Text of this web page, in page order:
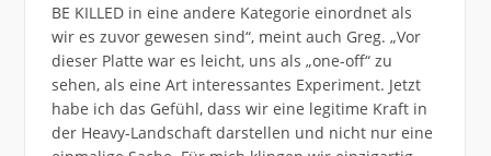
BE KILLED in eine andere Kategorie einordnet als
wir es zuvor gewesen sind“, meint auch Greg. „Vor
dieser Platte war es leicht, uns als „one-off“ zu
sehen, als eine Art interessantes Experiment. Jetzt
habe ich das Gefühl, dass wir eine legitime Kraft in
der Heavy-Landschaft darstellen und nicht nur eine